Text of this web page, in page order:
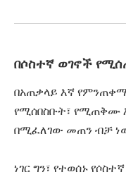
በሶስተኛ ወገኖች
በአጠቃላይ እኛ
የሚሰበስቡት፣ የሚጠቅሙ
በሚፈለገው መጠን ብቻ
ነገር ግን፣ የተወሰኑ